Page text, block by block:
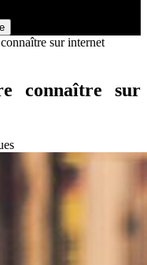
sur internet
connaître sur